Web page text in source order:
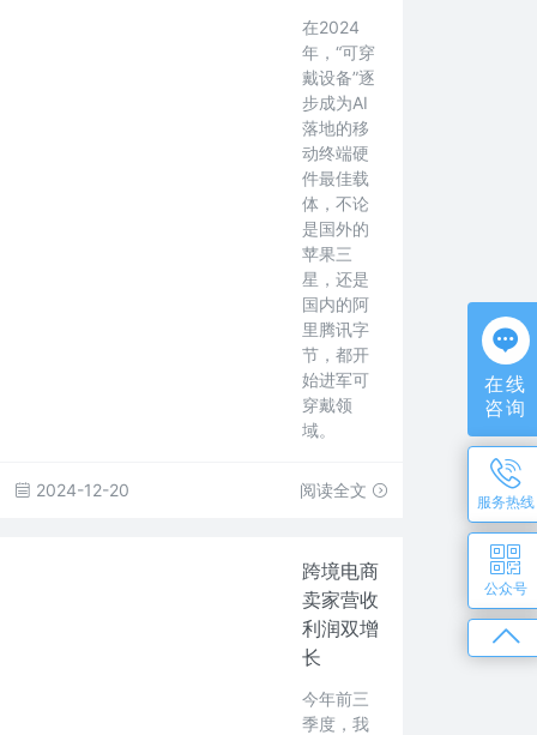
在2024
年，“可穿
戴设备”逐
步成为AI
落地的移
动终端硬
件最佳载
体，不论
是国外的
苹果三
星，还是
国内的阿
里腾讯字
节，都开
始进军可
穿戴领
域。
2024-12-20 阅读全文
跨境电商
卖家营收
利润双增
长
今年前三
季度，我
在线
咨询
服务热线
公众号